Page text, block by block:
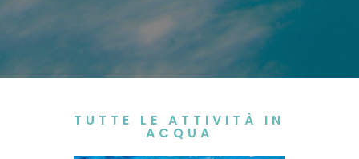
TUTTE LE ATTIVITÀ IN
ACQUA